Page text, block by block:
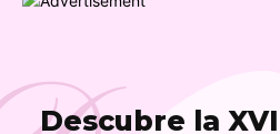
Descubre la